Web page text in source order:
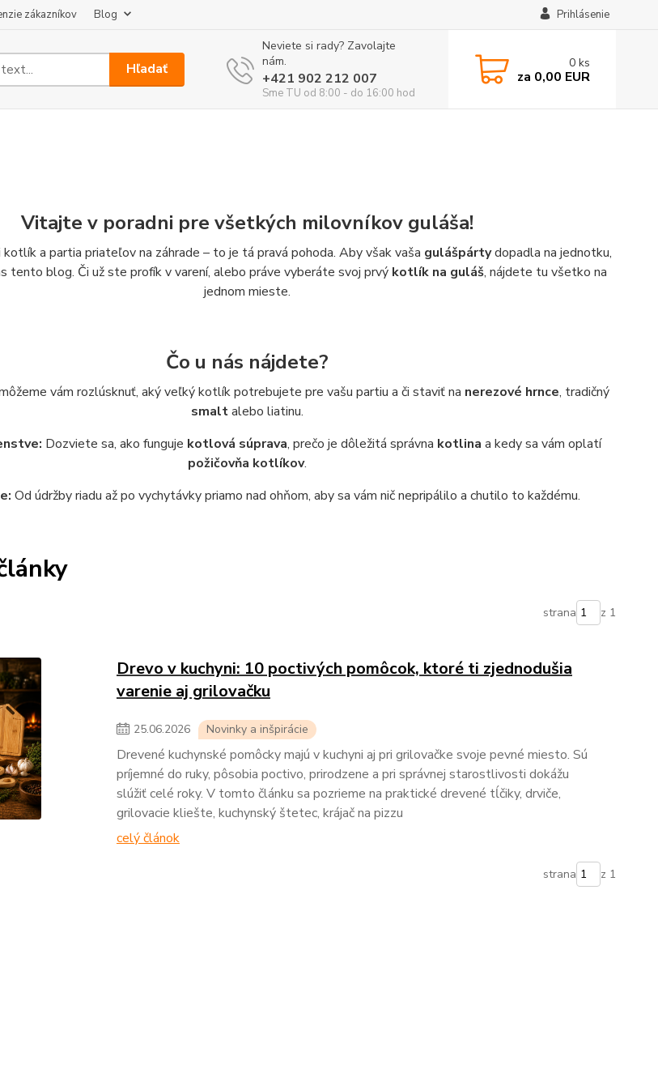
zákazníkov Blog Prihlásenie
Hľadať
Neviete si rady? Zavolajte
nám.
+421 902 212 007
Sme TU od 8:00 - do 16:00 hod
0 ks
za 0,00 EUR
Vitajte v poradni pre všetkých milovníkov guláša!
kotlík a partia priateľov na záhrade – to je tá pravá pohoda. Aby však vaša gulášpártydopadla na jednotku,
tento blog. Či už ste profík v varení, alebo práve vyberáte svoj prvý kotlík na guláš, nájdete tu všetko na
jednom mieste.
Čo u nás nájdete?
vám rozlúsknuť, aký veľký kotlík potrebujete pre vašu partiu a či staviť na nerezové hrnce, tradičný
smaltalebo liatinu.
Dozviete sa, ako funguje kotlová súprava, prečo je dôležitá správna kotlina a kedy sa vám oplatí
požičovňa kotlíkov.
Od údržby riadu až po vychytávky priamo nad ohňom, aby sa vám nič nepripálilo a chutilo to každému.
strana z 1
Drevo v kuchyni: 10 poctivých pomôcok, ktoré ti zjednodušia
varenie aj grilovačku
25.06.2026 Novinky a inšpirácie
Drevené kuchynské pomôcky majú v kuchyni aj pri grilovačke svoje pevné miesto. Sú
príjemné do ruky, pôsobia poctivo, prirodzene a pri správnej starostlivosti dokážu
slúžiť celé roky. V tomto článku sa pozrieme na praktické drevené tĺčiky, drviče,
grilovacie kliešte, kuchynský štetec, krájač na pizzu
celý článok
strana z 1